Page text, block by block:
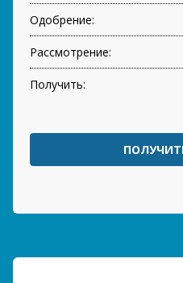
Одобрение:
Рассмотрение:
Получить: